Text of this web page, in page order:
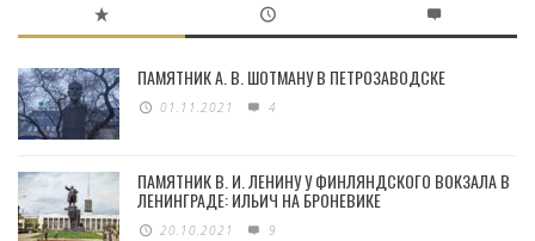
ПАМЯТНИК А. В. ШОТМАНУ В ПЕТРОЗАВОДСКЕ
01.11.2021 4
ПАМЯТНИК В. И. ЛЕНИНУ У ФИНЛЯНДСКОГО ВОКЗАЛА В
ЛЕНИНГРАДЕ: ИЛЬИЧ НА БРОНЕВИКЕ
20.10.2021 9